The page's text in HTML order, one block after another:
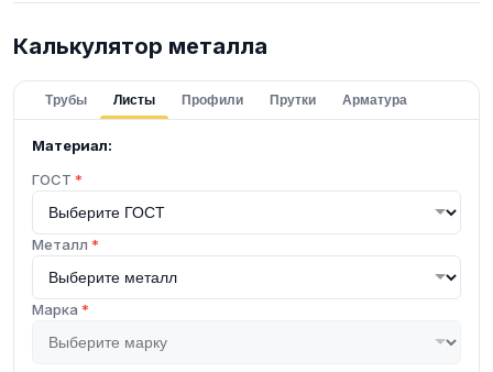
Калькулятор металла
Трубы Листы Профили Прутки Арматура
Материал:
ГОСТ *
Металл *
Марка *